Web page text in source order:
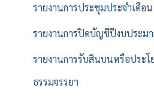
รายงานการประชุมประจำเดือน
รายงานการปิดบัญชีปีงบประม
รายงานการรับสินบนหรือประ
ธรรมจรรยา